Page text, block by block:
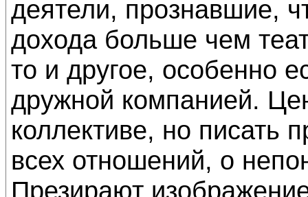
деятели, прознавшие,
дохода больше чем
то и другое, особенно
дружной компанией.
коллективе, но писать
всех отношений, о
Презирают